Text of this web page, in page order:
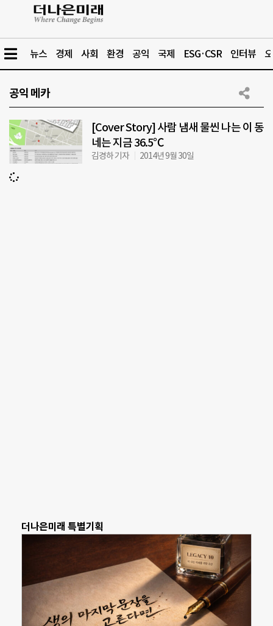
뉴스 경제 사회 환경 공익 국제 ESG·CSR 인터뷰
공익 메카
[Cover Story] 사람 냄새 물씬 나는 이 동
네는 지금 36.5℃
김경하 기자 2014년 9월 30일
더나은미래 특별기획